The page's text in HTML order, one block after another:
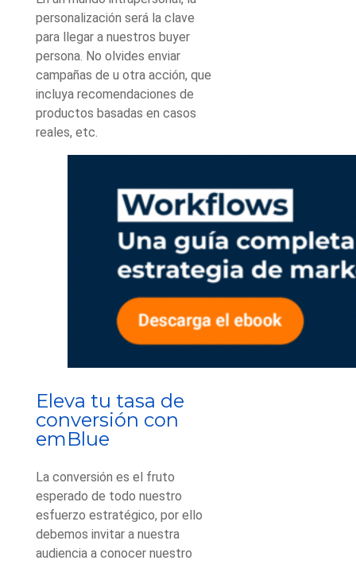
personalización será la clave
para llegar a nuestros buyer
persona. No olvides enviar
campañas de u otra acción, que
incluya recomendaciones de
productos basadas en casos
reales, etc.
Eleva tu tasa de
conversión con
emBlue
La conversión es el fruto
esperado de todo nuestro
esfuerzo estratégico, por ello
debemos invitar a nuestra
audiencia a conocer nuestro